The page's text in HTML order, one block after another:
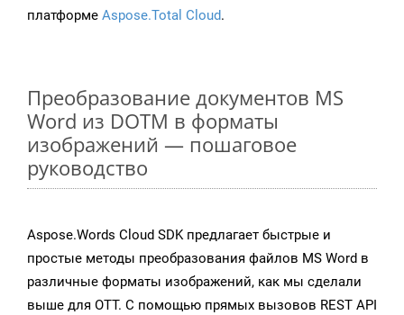
платформе Aspose.Total Cloud.
Преобразование документов MS
Word из DOTM в форматы
изображений — пошаговое
руководство
Aspose.Words Cloud SDK предлагает быстрые и
простые методы преобразования файлов MS Word в
различные форматы изображений, как мы сделали
выше для OTT. С помощью прямых вызовов REST API